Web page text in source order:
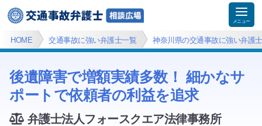
HOME 交通事故に強い弁護士一覧 神奈川県の交通事故に強い弁護
後遺障害で増額実績多数！ 細かなサ
ポートで依頼者の利益を追求
弁護士法人フォースクエア法律事務所